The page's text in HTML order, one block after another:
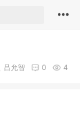
4
0
吕允智